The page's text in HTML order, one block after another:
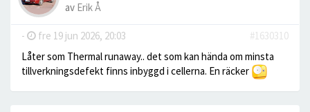
av Erik Å
- fre 19 jun 2026, 20:03
#1630310
Låter som Thermal runaway.. det som kan hända om minsta
tillverkningsdefekt finns inbyggd i cellerna. En räcker